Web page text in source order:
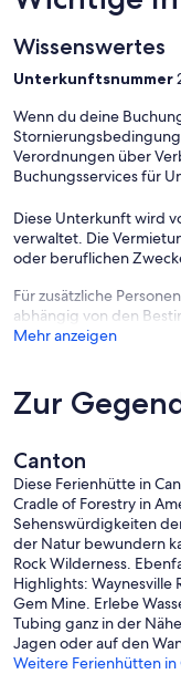
Wissenswertes
Unterkunftsnummer
Wenn du deine
Verordnungen über
Buchungsservices für
Diese Unterkunft wird
verwaltet. Die
oder beruflichen
Für zusätzliche
abhängig von den
Mehr anzeigen
Zur
Canton
Diese Ferienhütte in
Cradle of Forestry in
Sehenswürdigkeiten
der Natur bewundern
Rock Wilderness.
Highlights: Waynesville
Gem Mine. Erlebe
Tubing ganz in der
Jagen oder auf den
Weitere Ferienhütten in